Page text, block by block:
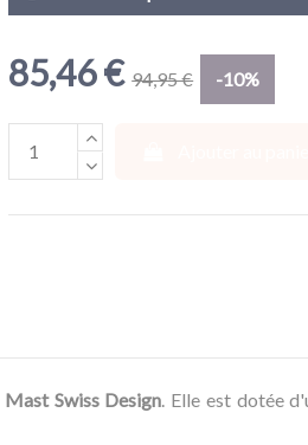
85,46 € 94,95 € -10%
Mast Swiss Design. Elle est dotée